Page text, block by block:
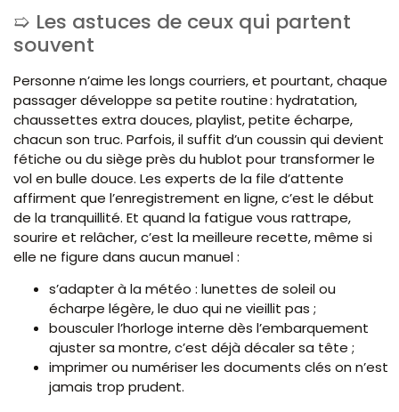
Les astuces de ceux qui partent
souvent
Personne n’aime les longs courriers, et pourtant, chaque
passager développe sa petite routine : hydratation,
chaussettes extra douces, playlist, petite écharpe,
chacun son truc. Parfois, il suffit d’un coussin qui devient
fétiche ou du siège près du hublot pour transformer le
vol en bulle douce. Les experts de la file d’attente
affirment que l’enregistrement en ligne, c’est le début
de la tranquillité. Et quand la fatigue vous rattrape,
sourire et relâcher, c’est la meilleure recette, même si
elle ne figure dans aucun manuel :
s’adapter à la météo : lunettes de soleil ou
écharpe légère, le duo qui ne vieillit pas ;
bousculer l’horloge interne dès l’embarquement
ajuster sa montre, c’est déjà décaler sa tête ;
imprimer ou numériser les documents clés on n’est
jamais trop prudent.